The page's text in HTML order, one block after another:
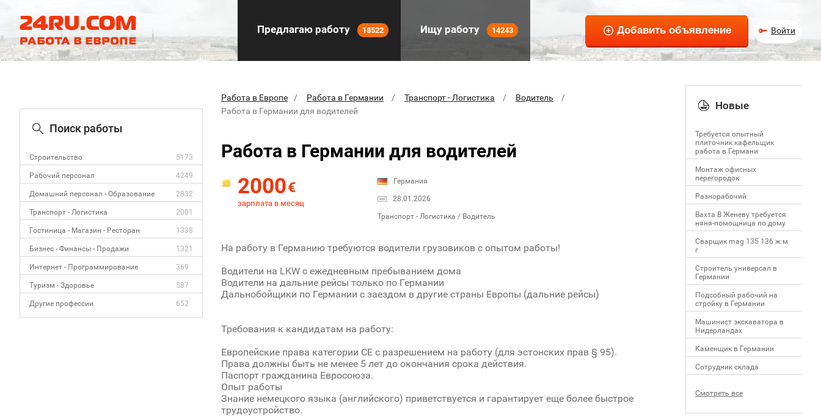
Предлагаю работу 18522 Ищу работу 14243 Войти
Поиск работы
Строительство 5173
Рабочий персонал 4249
Домашний персонал - Образование 2832
Транспорт - Логистика 2001
Гостиница - Магазин - Ресторан 1338
Бизнес - Финансы - Продажи 1321
Интернет - Программирование 369
Туризм - Здоровье 587
Другие профессии 652
Работа в Европе Работа в Германии Транспорт - Логистика
Водитель
Работа в Германии для водителей
Работа в Германии для водителей
2000€
зарплата в месяц
Германия
28.01.2026
Транспорт - Логистика / Водитель
На работу в Германию требуются водители грузовиков с опытом работы!
Водители на LKW с ежедневным пребыванием дома
Водители на дальние рейсы только по Германии
Дальнобойщики по Германии с заездом в другие страны Европы (дальние рейсы)
Требования к кандидатам на работу:
Европейские права категории СЕ с разрешением на работу (для эстонских прав § 95).
Права должны быть не менее 5 лет до окончания срока действия.
Паспорт гражданина Евросоюза.
Опыт работы
Знание немецкого языка (английского) приветствуется и гарантирует еще более быстрое
трудоустройство.
Новые
Требуется опытный
плиточник кафельщик
работa в Германи
Mонтаж офисных
перегородок
Разнорабочий
Вахта В Женеву требуется
няня-помощница по дому
Сварщик mag 135 136 ж м
г
Строитель универсал в
Германии
Подсобный рабочий на
стройку в Германии
Машинист экскаватора в
Нидерландах
Каменщик в Германии
Сотрудник склада
Смотреть все